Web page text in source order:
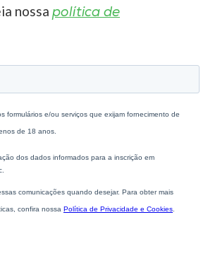
nossa política de